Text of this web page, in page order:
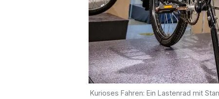
Kurioses Fahren: Ein Lastenrad mit